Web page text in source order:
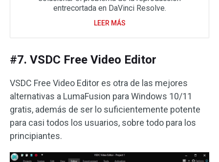
entrecortada en DaVinci Resolve.
LEER MÁS
#7. VSDC Free Video Editor
VSDC Free Video Editor es otra de las mejores
alternativas a LumaFusion para Windows 10/11
gratis, además de ser lo suficientemente potente
para casi todos los usuarios, sobre todo para los
principiantes.